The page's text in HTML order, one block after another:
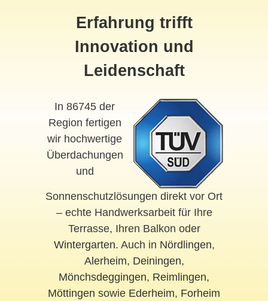
Erfahrung trifft
Innovation und
Leidenschaft
In 86745 der
Region fertigen
wir hochwertige
Überdachungen
und
Sonnenschutzlösungen direkt vor Ort
– echte Handwerksarbeit für Ihre
Terrasse, Ihren Balkon oder
Wintergarten. Auch in Nördlingen,
Alerheim, Deiningen,
Mönchsdeggingen, Reimlingen,
Möttingen sowie Ederheim, Forheim